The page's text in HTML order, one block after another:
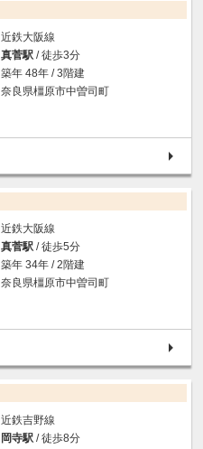
近鉄大阪線
真菅駅 / 徒歩3分
築年 48年 / 3階建
奈良県橿原市中曽司町
近鉄大阪線
真菅駅 / 徒歩5分
築年 34年 / 2階建
奈良県橿原市中曽司町
近鉄吉野線
岡寺駅 / 徒歩8分